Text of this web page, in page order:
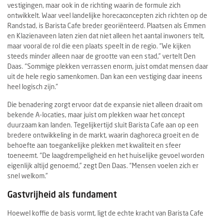
vestigingen, maar ook in de richting waarin de formule zich
ontwikkelt. Waar veel landelijke horecaconcepten zich richten op de
Randstad, is Barista Cafe breder georiënteerd. Plaatsen als Emmen
en Klazienaveen laten zien dat niet alleen het aantal inwoners telt,
maar vooral de rol die een plaats speelt in de regio. “We kijken
steeds minder alleen naar de grootte van een stad,” vertelt Den
Daas. “Sommige plekken verrassen enorm, juist omdat mensen daar
uit de hele regio samenkomen. Dan kan een vestiging daar ineens
heel logisch zijn.”
Die benadering zorgt ervoor dat de expansie niet alleen draait om
bekende A-locaties, maar juist om plekken waar het concept
duurzaam kan landen. Tegelijkertijd sluit Barista Cafe aan op een
bredere ontwikkeling in de markt, waarin daghoreca groeit en de
behoefte aan toegankelijke plekken met kwaliteit en sfeer
toeneemt. “De laagdrempeligheid en het huiselijke gevoel worden
eigenlijk altijd genoemd,” zegt Den Daas. “Mensen voelen zich er
snel welkom.”
Gastvrijheid als fundament
Hoewel koffie de basis vormt, ligt de echte kracht van Barista Cafe